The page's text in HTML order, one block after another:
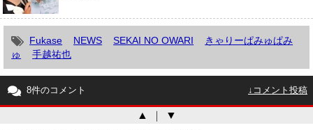
Fukase NEWS SEKAI NO OWARI
きゃりーぱみゅぱみ
ゅ
手越祐也
8件のコメント ↓コメント投稿
▲ ｜ ▼